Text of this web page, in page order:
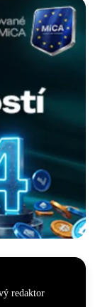
redaktor